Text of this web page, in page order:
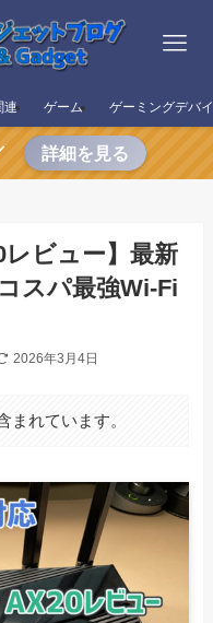
連 ゲーム ゲーミングデバ
詳細を見る
レビュー】最新
スパ最強Wi-Fi
2026年3月4日
まれています。